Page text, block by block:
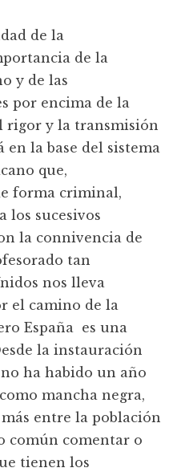
de la
de la
y de las
por encima de la
rigor y la transmisión
en la base del sistema
que,
forma criminal,
los sucesivos
la connivencia de
tan
nos lleva
el camino de la
España es una
la instauración
no ha habido un año
mancha negra,
entre la población
común comentar o
tienen los